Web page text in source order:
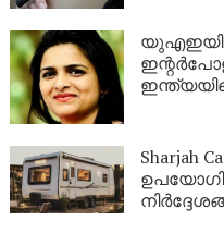
Sharjah